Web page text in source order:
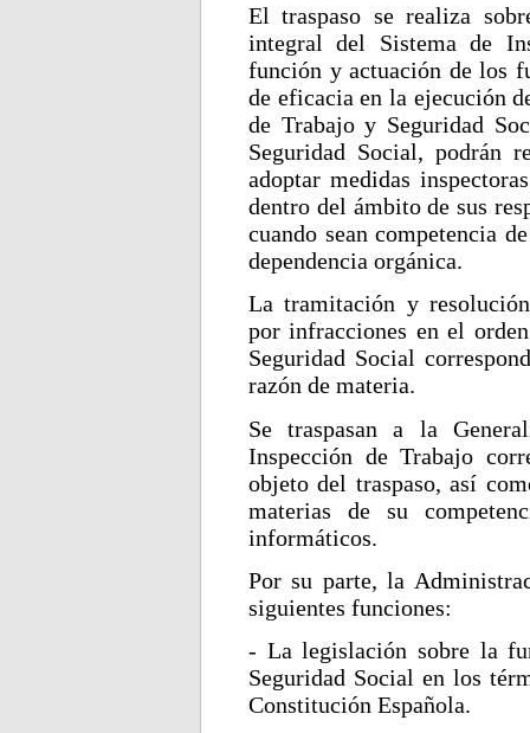
El traspaso se realiza
integral del Sistema de
función y actuación de los
de eficacia en la ejecución
de Trabajo y Seguridad
Seguridad Social, podrán
adoptar medidas
dentro del ámbito de sus
cuando sean competencia
dependencia orgánica.
La tramitación y
por infracciones en el
Seguridad Social
razón de materia.
Se traspasan a la
Inspección de Trabajo
objeto del traspaso, así
materias de su
informáticos.
Por su parte, la
siguientes funciones:
- La legislación sobre la
Seguridad Social en los
Constitución Española.